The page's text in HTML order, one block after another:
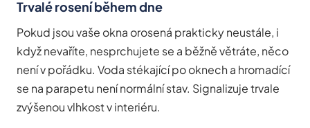
Trvalé rosení během dne
Pokud jsou vaše okna orosená prakticky neustále, i
když nevaříte, nesprchujete se a běžně větráte, něco
není v pořádku. Voda stékající po oknech a hromadící
se na parapetu není normální stav. Signalizuje trvale
zvýšenou vlhkost v interiéru.